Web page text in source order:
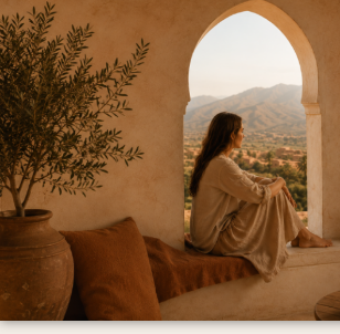
Mentions Légales et politique de